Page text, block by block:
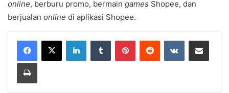
online, berburu promo, bermain games Shopee, dan
berjualan online di aplikasi Shopee.
LinkedInTumblr PinterestReddit VKontakteShare via Email
Print